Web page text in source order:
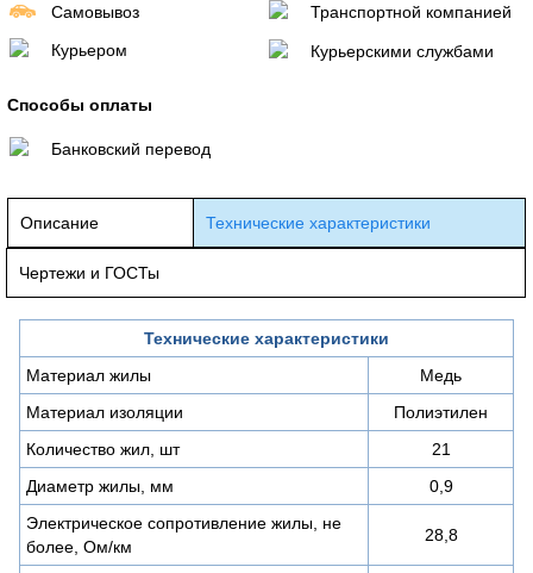
Самовывоз
Курьером
Транспортной компанией
Курьерскими службами
Способы оплаты
Банковский перевод
Описание Технические характеристики
Чертежи и ГОСТы
Технические характеристики
Материал жилы
Медь
Материал изоляции
Полиэтилен
Количество жил, шт
21
Диаметр жилы, мм
0,9
Электрическое сопротивление жилы, не
более, Ом/км
28,8